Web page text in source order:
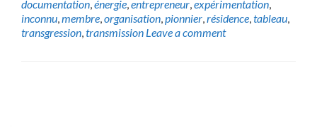
documentation,énergie,entrepreneur,expérimentation,
inconnu,membre,organisation,pionnier,résidence,tableau,
transgression,transmission Leave a comment